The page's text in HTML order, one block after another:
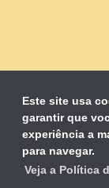
Este site usa
garantir que
experiência a
para navegar.
Veja a Política